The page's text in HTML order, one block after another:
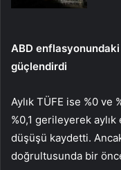
ABD
güçlendirdi
Aylık TÜFE ise %0
%0,1 gerileyerek
düşüşü kaydetti.
doğrultusunda bir